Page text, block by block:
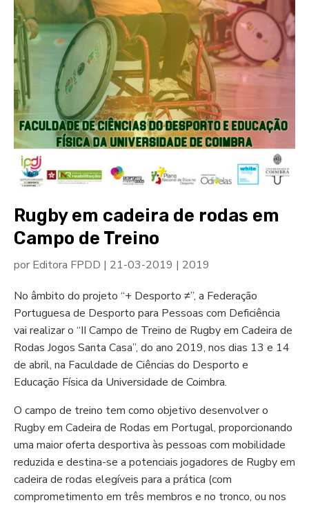
Rugby em cadeira de rodas em
Campo de Treino
por Editora FPDD | 21-03-2019 | 2019
No âmbito do projeto “+ Desporto ≠”, a Federação
Portuguesa de Desporto para Pessoas com Deficiência
vai realizar o “II Campo de Treino de Rugby em Cadeira de
Rodas Jogos Santa Casa”, do ano 2019, nos dias 13 e 14
de abril, na Faculdade de Ciências do Desporto e
Educação Física da Universidade de Coimbra.
O campo de treino tem como objetivo desenvolver o
Rugby em Cadeira de Rodas em Portugal, proporcionando
uma maior oferta desportiva às pessoas com mobilidade
reduzida e destina-se a potenciais jogadores de Rugby em
cadeira de rodas elegíveis para a prática (com
comprometimento em três membros e no tronco, ou nos